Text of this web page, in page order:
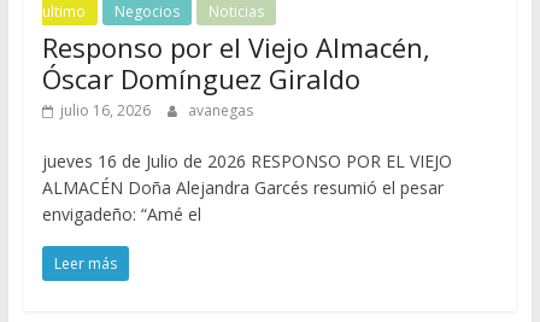
ultimo
Negocios Noticias
Responso por el Viejo Almacén,
Óscar Domínguez Giraldo
julio 16, 2026 avanegas
jueves 16 de Julio de 2026 RESPONSO POR EL VIEJO
ALMACÉN Doña Alejandra Garcés resumió el pesar
envigadeño: “Amé el
Leer más